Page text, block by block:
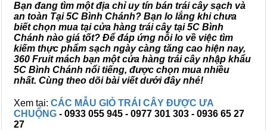
Bạn đang tìm một địa chỉ uy tín bán trái cây sạch và
an toàn Tại 5C Bình Chánh? Bạn lo lắng khi chưa
biết chọn mua tại cửa hàng trái cây tại 5C Bình
Chánh nào giá tốt? Để đáp ứng nỗi lo về việc tìm
kiếm thực phẩm sạch ngày càng tăng cao hiện nay,
360 Fruit mách bạn một cửa hàng trái cây nhập khẩu
5C Bình Chánh nổi tiếng, được chọn mua nhiều
nhất. Cùng theo dõi bài viết dưới đây nhé!
Xem tại: CÁC MẪU GIỎ TRÁI CÂY ĐƯỢC ƯA
CHUỘNG - 0933 055 945 - 0977 301 303 - 0936 65 27
27